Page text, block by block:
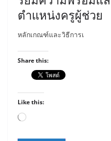
ตำแหน่งครูผู้ช่วย
หลักเกณฑ์และวิธีการเ
Share this:
Like this:
Loading…